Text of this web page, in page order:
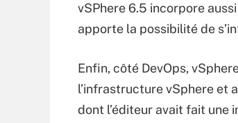
vSPhere 6.5 incorpore
apporte la possibilité de
Enfin, côté DevOps,
l’infrastructure vSphere et
dont l’éditeur avait fait une